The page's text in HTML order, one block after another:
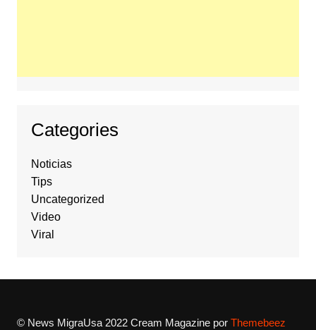
Categories
Noticias
Tips
Uncategorized
Video
Viral
© News MigraUsa 2022Cream Magazine por Themebeez